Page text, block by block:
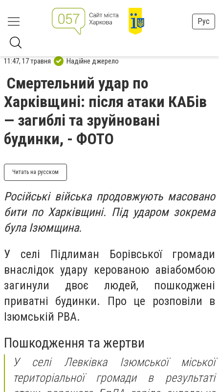
Рус
11:47, 17 травня Надійне джерело
Смертельний удар по
Харківщині: після атаки КАБів
— загиблі та зруйновані
будинки, - ФОТО
Читать на русском
Російські війська продовжують масовано
бити по Харківщині. Під ударом зокрема
була Ізюмщина.
У селі Підлиман Борівської громади
внаслідок удару керованою авіабомбою
загинули двоє людей, пошкоджені
приватні будинки. Про це розповіли в
Ізюмській РВА.
Пошкодження та жертви
У селі Левківка Ізюмської міської
територіальної громади в результаті